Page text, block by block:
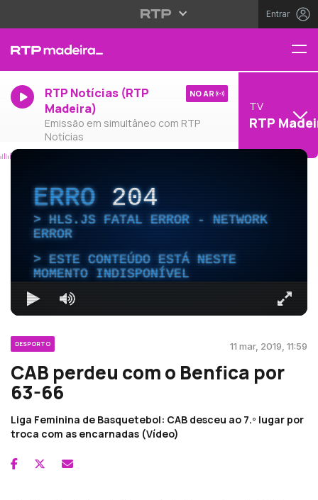
Entrar
RTP Notícias (RTP
Madeira)
Emissão em simultâneo com RTP
Notícias
NO AR
TV
RTP
ERRO204
HLS.JS FATAL ERROR - NETWORK
ERROR
ESTE CONTEÚDO ESTÁ NESTE
MOMENTO INDISPONÍVEL
DESPORTO 11 mar, 2019, 11:59
CAB perdeu com o Benfica por
63-66
Liga Feminina de Basquetebol: CAB desceu ao 7.º lugar por
troca com as encarnadas (Vídeo)